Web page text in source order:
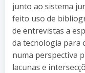
junto ao sistema
feito uso de
de entrevistas a
da tecnologia para
numa perspectiva
lacunas e